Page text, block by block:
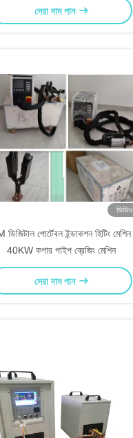
সেরা দাম পান
ভিডিও
ডিজিটাল পোর্টেবল ইন্ডাকশন হিটিং মেশিন
40KW কপার পাইপ ব্রেজিং মেশিন
সেরা দাম পান